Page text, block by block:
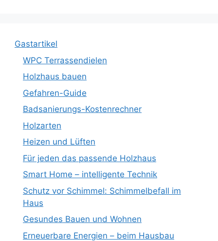
Gastartikel
WPC Terrassendielen
Holzhaus bauen
Gefahren-Guide
Badsanierungs-Kostenrechner
Holzarten
Heizen und Lüften
Für jeden das passende Holzhaus
Smart Home – intelligente Technik
Schutz vor Schimmel: Schimmelbefall im
Haus
Gesundes Bauen und Wohnen
Erneuerbare Energien – beim Hausbau